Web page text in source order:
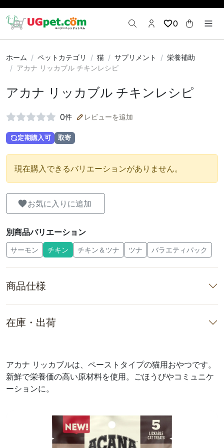
0
ホーム ペットカテゴリ 猫 サプリメント
栄養補助
アカナ リッカブル チキンレシピ
アカナ リッカブル チキンレシピ
0件 レビューを追加
定期購入可 取寄
現在購入できるバリエーションがありません。
お気に入りに追加
別商品バリエーション
サーモン チキン チキン＆ツナ ツナ バラエティパック
商品仕様
在庫・出荷
アカナ リッカブルは、ペーストタイプの猫用おやつです。
新鮮で栄養価の高い原材料を使用。ごほうびやコミュニケ
ーションに。